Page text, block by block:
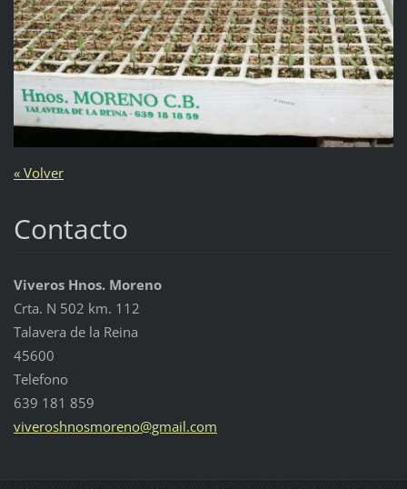
« Volver
Contacto
Viveros Hnos. Moreno
Crta. N 502 km. 112
Talavera de la Reina
45600
Telefono
639 181 859
viveroshnosmoreno@gmail.com